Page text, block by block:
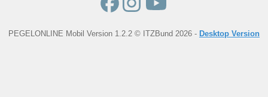
PEGELONLINE Mobil Version 1.2.2 © ITZBund 2026 - Desktop Version